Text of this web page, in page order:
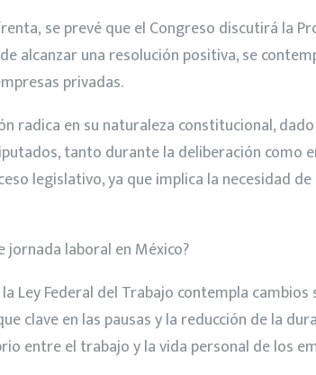
se prevé que el Congreso discutirá la
alcanzar una resolución positiva, se
privadas.
radica en su naturaleza constitucional,
tanto durante la deliberación como
legislativo, ya que implica la necesidad
jornada laboral en México?
Ley Federal del Trabajo contempla
clave en las pausas y la reducción de la
entre el trabajo y la vida personal de los